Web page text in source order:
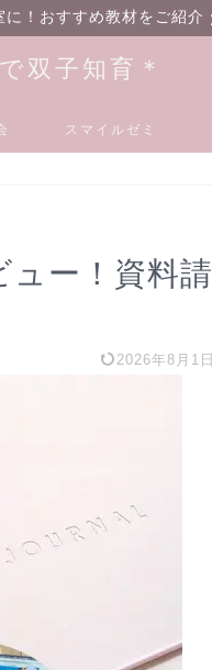
に！おすすめ教材をご紹介
双子知育＊
スマイルゼミ
ュー！資料請
2026年8月1日